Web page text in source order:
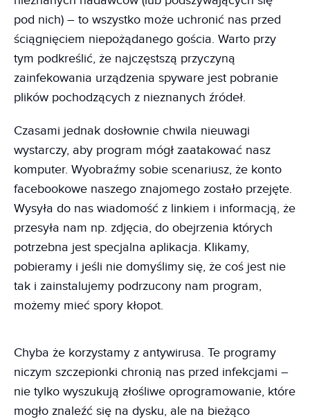
pod nich) – to wszystko może uchronić nas przed
ściągnięciem niepożądanego gościa. Warto przy
tym podkreślić, że najczęstszą przyczyną
zainfekowania urządzenia spyware jest pobranie
plików pochodzących z nieznanych źródeł.
Czasami jednak dosłownie chwila nieuwagi
wystarczy, aby program mógł zaatakować nasz
komputer. Wyobraźmy sobie scenariusz, że konto
facebookowe naszego znajomego zostało przejęte.
Wysyła do nas wiadomość z linkiem i informacją, że
przesyła nam np. zdjęcia, do obejrzenia których
potrzebna jest specjalna aplikacja. Klikamy,
pobieramy i jeśli nie domyślimy się, że coś jest nie
tak i zainstalujemy podrzucony nam program,
możemy mieć spory kłopot.
Chyba że korzystamy z antywirusa. Te programy
niczym szczepionki chronią nas przed infekcjami –
nie tylko wyszukują złośliwe oprogramowanie, które
mogło znaleźć się na dysku, ale na bieżąco